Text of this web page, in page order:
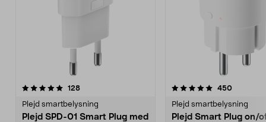
128anmeldelser
Plejd smartbelysning
Plejd SPD-01 Smart Plug med
5.0 av 5 stjerner 450
Plejd smartbelysning
Plejd Smart Plug on/
5.0 av 5 stjerner